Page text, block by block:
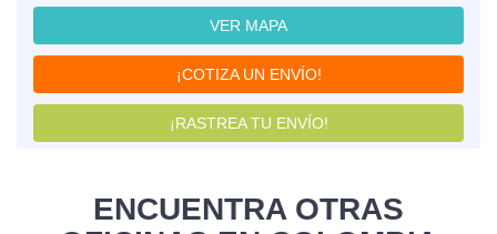
VER MAPA
¡COTIZA UN ENVÍO!
¡RASTREA TU ENVÍO!
ENCUENTRA OTRAS